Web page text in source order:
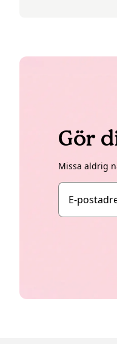
Gör
Missa aldrig
E-